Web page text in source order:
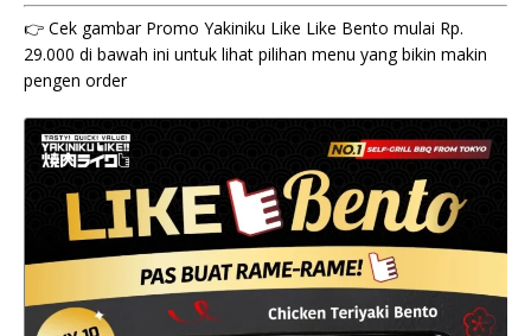
👉 Cek gambar Promo Yakiniku Like Like Bento mulai Rp.
29.000 di bawah ini untuk lihat pilihan menu yang bikin makin
pengen order